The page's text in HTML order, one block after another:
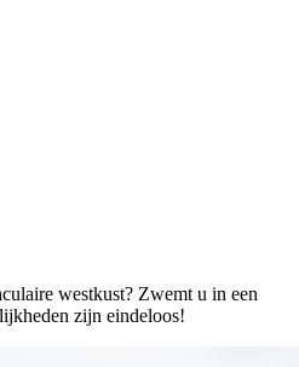
westkust? Zwemt u in een
zijn eindeloos!